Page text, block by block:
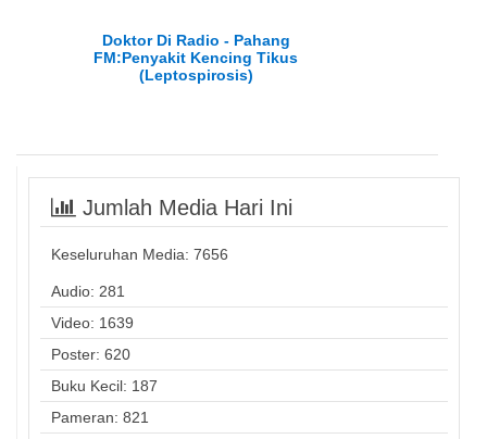
Doktor Di Radio - Pahang
FM:Penyakit Kencing Tikus
(Leptospirosis)
Jumlah Media Hari Ini
Keseluruhan Media: 7656
Audio: 281
Video: 1639
Poster: 620
Buku Kecil: 187
Pameran: 821